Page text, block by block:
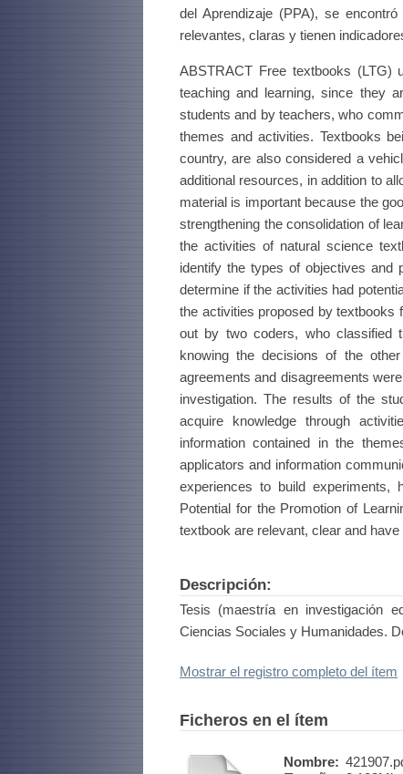
del Aprendizaje (PPA), se
relevantes, claras y tienen
ABSTRACT Free textbooks
teaching and learning, since they
students and by teachers, who
themes and activities. Textbooks
country, are also considered a
additional resources, in addition to
material is important because the
strengthening the consolidation of
the activities of natural science
identify the types of objectives and
determine if the activities had
the activities proposed by textbooks
out by two coders, who classified
knowing the decisions of the
agreements and disagreements
investigation. The results of the
acquire knowledge through
information contained in the
applicators and information
experiences to build experiments,
Potential for the Promotion of
textbook are relevant, clear and
Descripción:
Tesis (maestría en investigación
Ciencias Sociales y Humanidades.
Mostrar el registro completo del ítem
Ficheros en el ítem
Nombre: